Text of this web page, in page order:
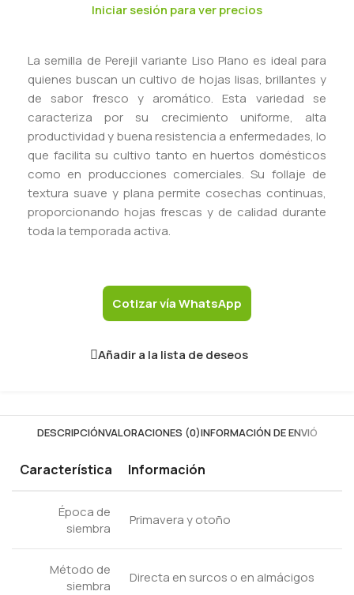
Iniciar sesión para ver precios
La semilla de Perejil variante Liso Plano es ideal para
quienes buscan un cultivo de hojas lisas, brillantes y
de sabor fresco y aromático. Esta variedad se
caracteriza por su crecimiento uniforme, alta
productividad y buena resistencia a enfermedades, lo
que facilita su cultivo tanto en huertos domésticos
como en producciones comerciales. Su follaje de
textura suave y plana permite cosechas continuas,
proporcionando hojas frescas y de calidad durante
toda la temporada activa.
Cotizar vía WhatsApp
Añadir a la lista de deseos
DESCRIPCIÓNVALORACIONES (0)INFORMACIÓN DE ENVIÓ
Característica Información
Época de
siembra
Primavera y otoño
Método de
siembra
Directa en surcos o en almácigos